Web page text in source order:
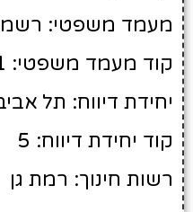
מעמד משפטי: רשמי
קוד מעמד משפטי: 1
יחידת דיווח: תל אביב
קוד יחידת דיווח: 5
רשות חינוך: רמת גן